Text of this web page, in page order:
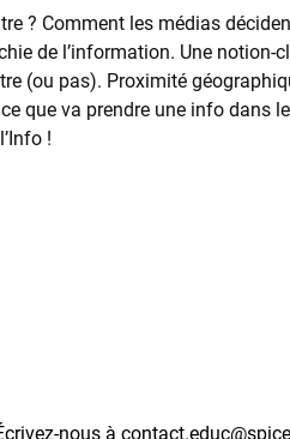
? Comment les médias
de l’information. Une
(ou pas). Proximité
que va prendre une info dans
!
nous à